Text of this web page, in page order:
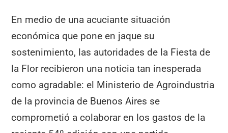
En medio de una acuciante situación
económica que pone en jaque su
sostenimiento, las autoridades de la Fiesta de
la Flor recibieron una noticia tan inesperada
como agradable: el Ministerio de Agroindustria
de la provincia de Buenos Aires se
comprometió a colaborar en los gastos de la